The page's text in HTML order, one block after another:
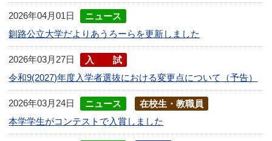
2026年04月01日
ニュース
釧路公立大学だよりあうろーらを更新しました
2026年03月27日
入試
令和9(2027)年度入学者選抜における変更点について（予告）
2026年03月24日 ニュース
在校生・教職員
本学学生がコンテストで入賞しました